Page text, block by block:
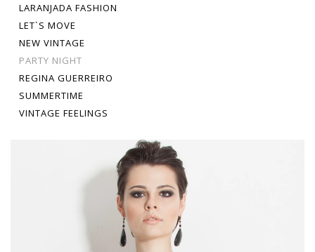
LARANJADA FASHION
LET`S MOVE
NEW VINTAGE
PARTY NIGHT
REGINA GUERREIRO
SUMMERTIME
VINTAGE FEELINGS